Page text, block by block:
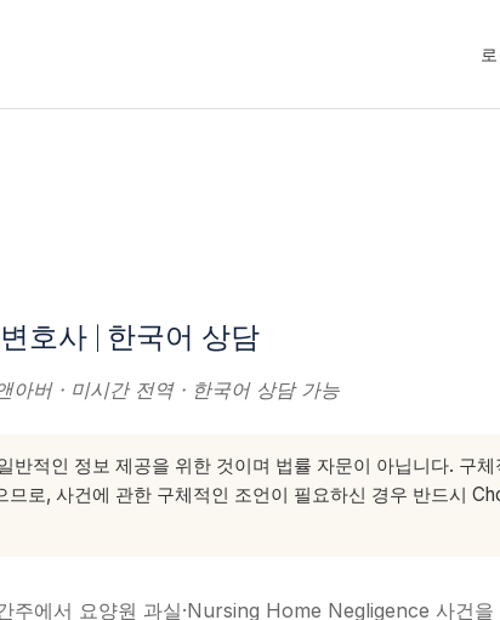
호사 | 한국어 상담
아버 · 미시간 전역 · 한국어 상담 가능
반적인 정보 제공을 위한 것이며 법률 자문이 아닙니다. 구
므로, 사건에 관한 구체적인 조언이 필요하신 경우 반드시
주에서 요양원 과실·Nursing Home Negligence 사건을